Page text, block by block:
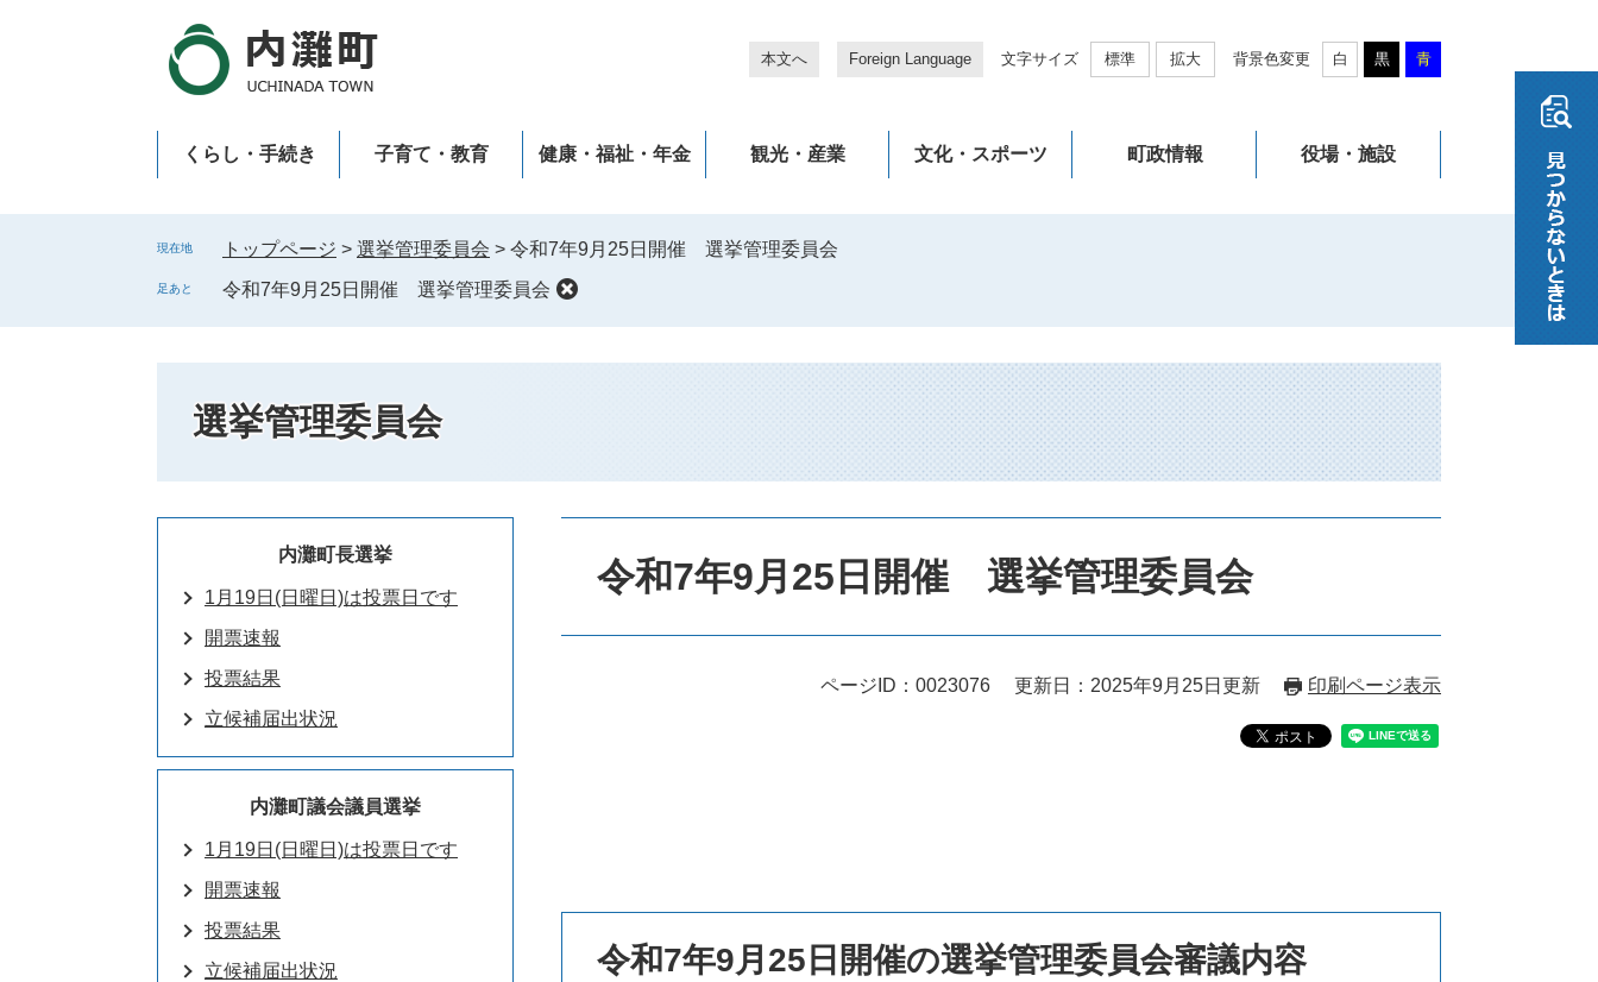
す
し
へ
本文へ Foreign Language 文字サイズ 標準 拡大 背景色変更 白 黒 青
くらし・手続き 子育て・教育 健康・福祉・年金 観光・産業 文化・スポーツ 町政情報 役場・施設
現在地 トップページ > 選挙管理委員会 > 令和7年9月25日開催 選挙管理委員会
足あと 令和7年9月25日開催 選挙管理委員会
選挙管理委員会
令和7年9月25日開催 選挙管理委員会
ページID：0023076 更新日：2025年9月25日更新 印刷ページ表示
令和7年9月25日開催の選挙管理委員会審議内容
内灘町長選挙
1月19日(日曜日)は投票日です
開票速報
投票結果
立候補届出状況
内灘町議会議員選挙
1月19日(日曜日)は投票日です
開票速報
投票結果
立候補届出状況